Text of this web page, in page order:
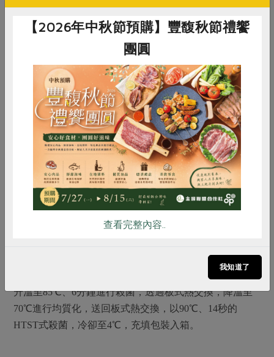
整體健康良好，這些條件下，提供了生產高品質鮮乳的極
能安心享用的鮮乳
目前使用HTST殺菌的品牌牛奶並不多，因為使用的溫度
並無法殺滅所有細菌，所以對牧場的牛群健康的要求度較
高，加工時的溫度調節需要比UHT更嚴密管理，能夠堅持
這些條件，又堅持不生產添加色素香料的調味乳，四方乳
品符合了我們的需求，希望這樣的生產者在消費者的支持
下，能穩健經營，持續精進。
什麼是HTST流程？
生乳利用預冷設備，將生乳降至4℃，透過板式熱交換，
升溫至85℃、6分鐘進行殺菌，透過板式熱交換，降溫至
70℃進行均質化，送回板式熱交換，以90℃、14秒的
HTST式殺菌，冷卻至4℃，充填包裝入箱。
惜食 RPET 食譜 減硝酸鹽
雞蛋 食安 共同購買
【2026年中秋節預購】豐馥秋節禮饗
團圓
查看完整內容..
我知道了